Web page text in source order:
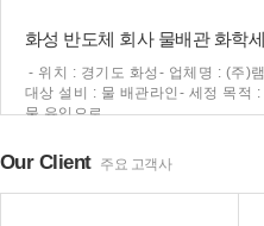
화성 반도체 회사 물배관 화학
- 위치 : 경기도 화성- 업체명 : (주)
대상 설비 : 물 배관라인- 세정 목적 :
물 유입으로…
Our Client 주요 고객사